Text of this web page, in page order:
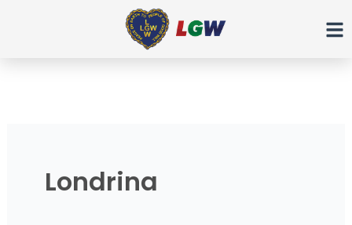
Londrina